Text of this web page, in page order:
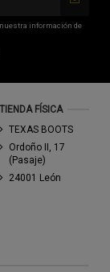
información de
TIENDA FÍSICA
TEXAS BOOTS
Ordoño II, 17
(Pasaje)
24001 León